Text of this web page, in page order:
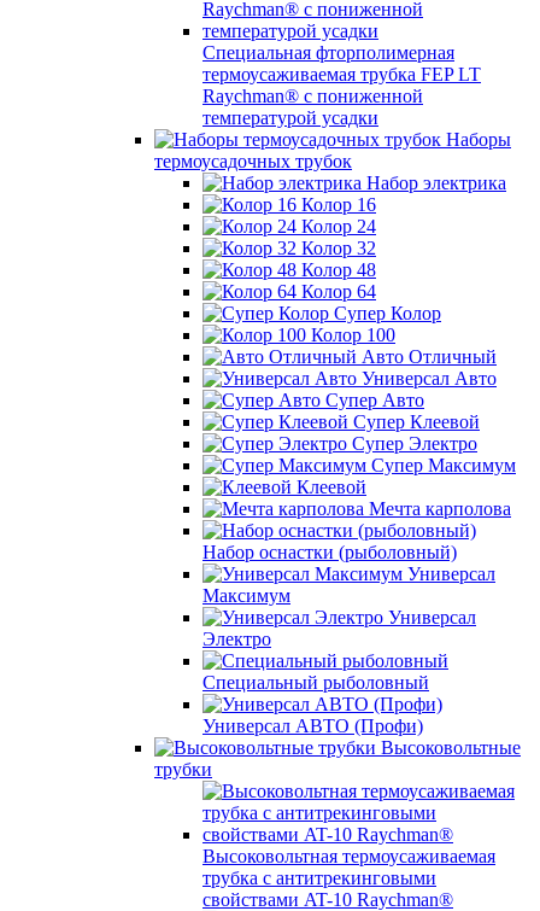
Специальная фторполимерная
термоусаживаемая трубка FEP LT
Raychman® с пониженной
температурой усадки
Наборы
термоусадочных трубок
Набор электрика
Колор 16
Колор 24
Колор 32
Колор 48
Колор 64
Супер Колор
Колор 100
Авто Отличный
Универсал Авто
Супер Авто
Супер Клеевой
Супер Электро
Супер Максимум
Клеевой
Мечта карполова
Набор оснастки (рыболовный)
Универсал
Максимум
Универсал
Электро
Специальный рыболовный
Универсал АВТО (Профи)
Высоковольтные
трубки
Высоковольтная термоусаживаемая
трубка с антитрекинговыми
свойствами AT-10 Raychman®